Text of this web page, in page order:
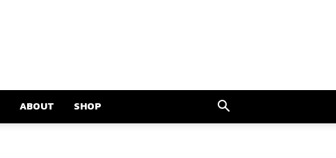
ABOUT SHOP